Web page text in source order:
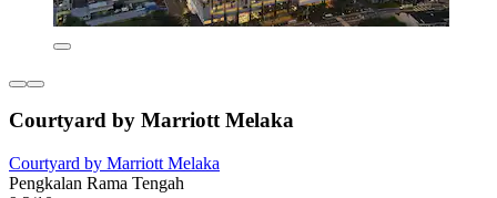
Courtyard by Marriott Melaka
Courtyard by Marriott Melaka
Pengkalan Rama Tengah